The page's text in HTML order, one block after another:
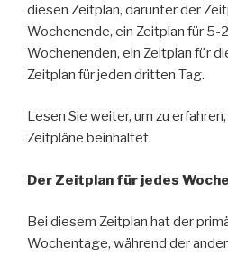
diesen Zeitplan, darunter der
Wochenende, ein Zeitplan für 5-
Wochenenden, ein Zeitplan für
Zeitplan für jeden dritten Tag.
Lesen Sie weiter, um zu
Zeitpläne beinhaltet.
Der Zeitplan für jedes
Bei diesem Zeitplan hat der
Wochentage, während der